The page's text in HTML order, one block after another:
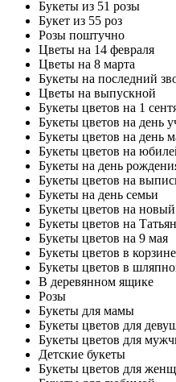
Букеты из 51 розы
Букет из 55 роз
Розы поштучно
Цветы на 14 февраля
Цветы на 8 марта
Букеты на последний
Цветы на выпускной
Букеты цветов на 1
Букеты цветов на день
Букеты цветов на день
Букеты цветов на
Букеты на день
Букеты цветов на
Букеты на день семьи
Букеты цветов на
Букеты цветов на
Букеты цветов на 9 мая
Букеты цветов в корзине
Букеты цветов в
В деревянном ящике
Розы
Букеты для мамы
Букеты цветов для
Букеты цветов для
Детские букеты
Букеты цветов для